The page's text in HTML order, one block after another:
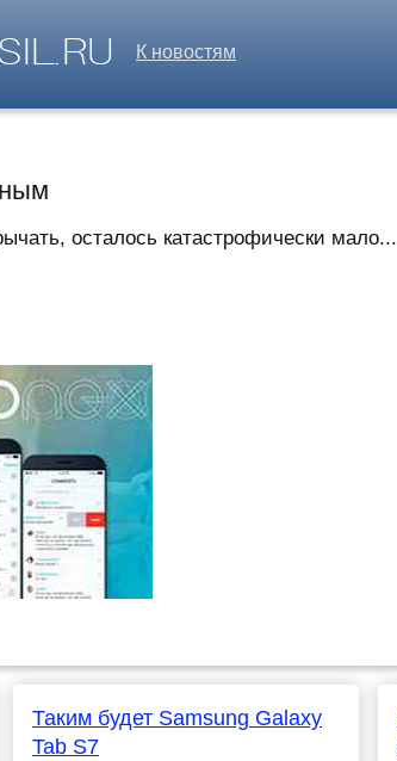
К новостям
осталось катастрофически мало...
Таким будет Samsung Galaxy
Tab S7